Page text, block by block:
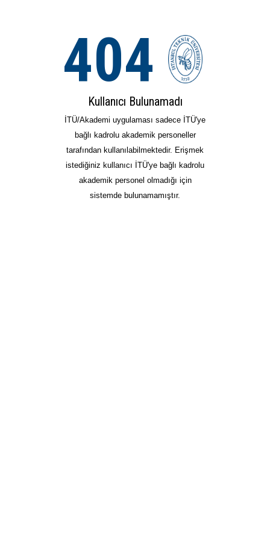
404
Kullanıcı Bulunamadı
İTÜ/Akademi uygulaması sadece İTÜ'ye
bağlı kadrolu akademik personeller
tarafından kullanılabilmektedir. Erişmek
istediğiniz kullanıcı İTÜ'ye bağlı kadrolu
akademik personel olmadığı için
sistemde bulunamamıştır.